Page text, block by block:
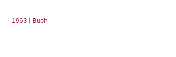
1963 | Buch